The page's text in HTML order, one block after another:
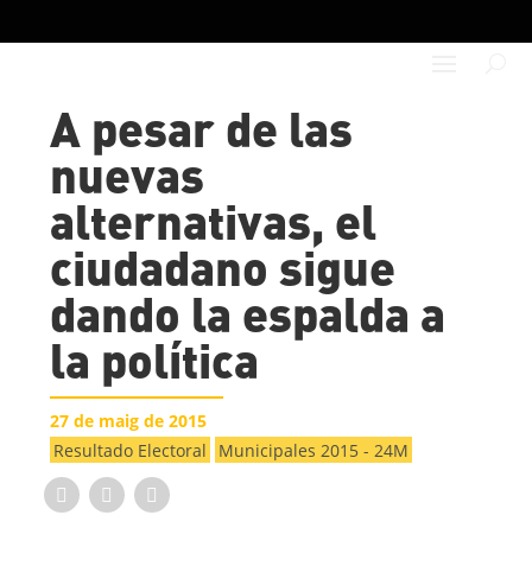
A pesar de las
nuevas
alternativas, el
ciudadano sigue
dando la espalda a
la política
27 de maig de 2015
Resultado Electoral
Municipales 2015 - 24M